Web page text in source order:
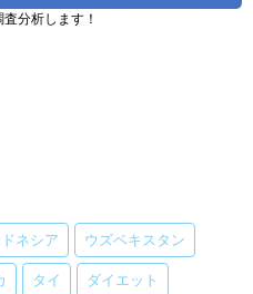
分析します！
ネシア ウズベキスタン
タイ ダイエット